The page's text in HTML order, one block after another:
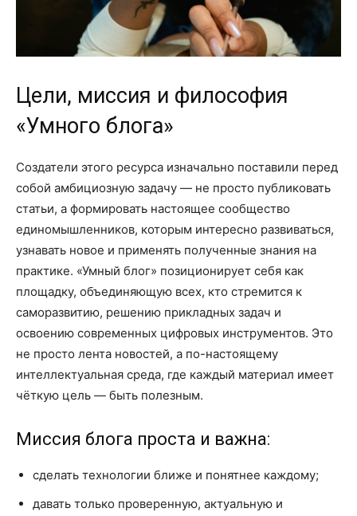
Цели, миссия и философия
«Умного блога»
Создатели этого ресурса изначально поставили перед
собой амбициозную задачу — не просто публиковать
статьи, а формировать настоящее сообщество
единомышленников, которым интересно развиваться,
узнавать новое и применять полученные знания на
практике. «Умный блог» позиционирует себя как
площадку, объединяющую всех, кто стремится к
саморазвитию, решению прикладных задач и
освоению современных цифровых инструментов. Это
не просто лента новостей, а по-настоящему
интеллектуальная среда, где каждый материал имеет
чёткую цель — быть полезным.
Миссия блога проста и важна:
сделать технологии ближе и понятнее каждому;
давать только проверенную, актуальную и